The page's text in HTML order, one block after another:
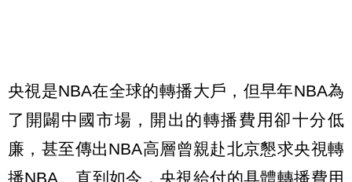
央視是NBA在全球的轉播大戶，但早年NBA為
了開闢中國市場，開出的轉播費用卻十分低
廉，甚至傳出NBA高層曾親赴北京懇求央視轉
播NBA。直到如今，央視給付的具體轉播費用